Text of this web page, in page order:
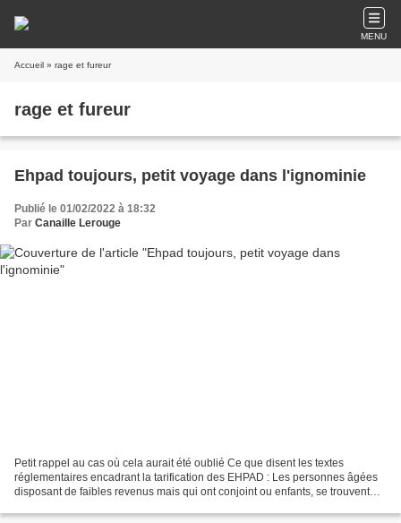
MENU
Accueil » rage et fureur
rage et fureur
Ehpad toujours, petit voyage dans l'ignominie
Publié le 01/02/2022 à 18:32
Par Canaille Lerouge
Petit rappel au cas où cela aurait été oublié Ce que disent les textes
réglementaires encadrant la tarification des EHPAD : Les personnes âgées
disposant de faibles revenus mais qui ont conjoint ou enfants, se trouvent